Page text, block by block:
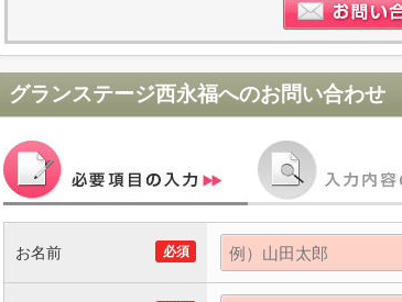
グランステージ西永福へのお問い合わせ
必須
お名前